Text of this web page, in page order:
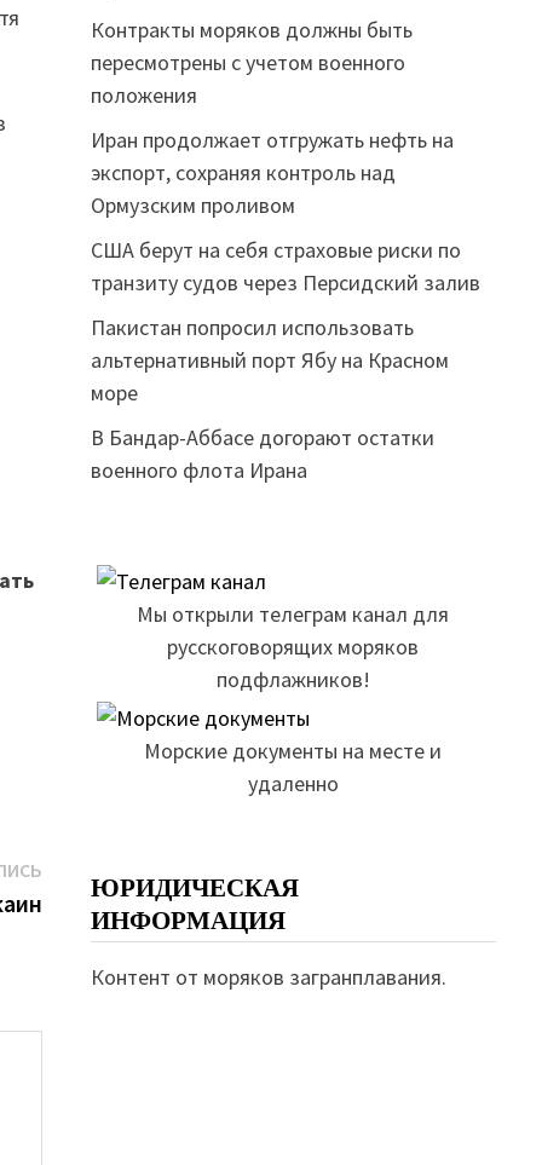
Следующая
запись:
Контракты моряков должны быть
пересмотрены с учетом военного
положения
Иран продолжает отгружать нефть на
экспорт, сохраняя контроль над
Ормузским проливом
США берут на себя страховые риски по
транзиту судов через Персидский залив
Пакистан попросил использовать
альтернативный порт Ябу на Красном
море
В Бандар-Аббасе догорают остатки
военного флота Ирана
Мы открыли телеграм канал для
русскоговорящих моряков
подфлажников!
Морские документы на месте и
удаленно
ЮРИДИЧЕСКАЯ
ИНФОРМАЦИЯ
Контент от моряков загранплавания.